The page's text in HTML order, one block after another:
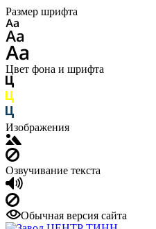
Размер шрифта
Цвет фона и шрифта
Изображения
Озвучивание текста
Обычная версия сайта